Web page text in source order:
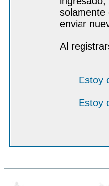
solamente
enviar
Al
Estoy
Estoy